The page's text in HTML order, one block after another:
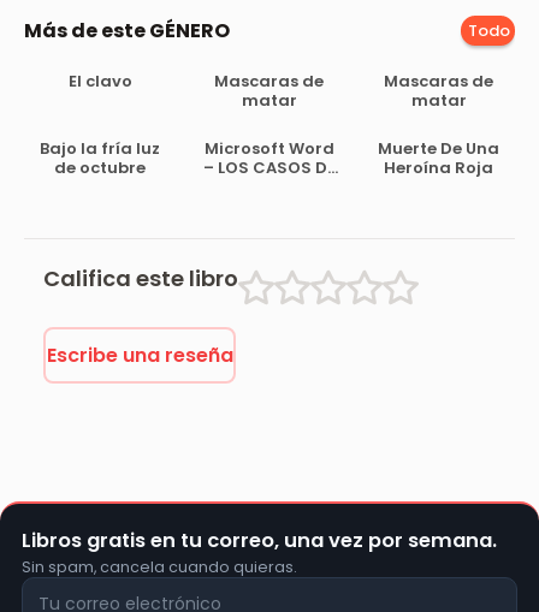
Más de este GÉNERO Todo
El clavo
Mascaras de
matar
Mascaras de
matar
Bajo la fría luz
de octubre
Microsoft Word
– LOS CASOS DE
Muerte De Una
Heroína Roja
Califica este libro
Escribe una reseña
Libros gratis en tu correo, una vez por semana.
Sin spam, cancela cuando quieras.